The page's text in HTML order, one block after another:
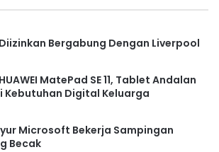
Bergabung Dengan Liverpool
MatePad SE 11, Tablet Andalan
Kebutuhan Digital Keluarga
Microsoft Bekerja Sampingan
Becak